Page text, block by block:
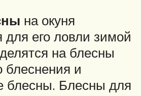
на окуня
для его ловли зимой
на блесны
блеснения и
блесны. Блесны для